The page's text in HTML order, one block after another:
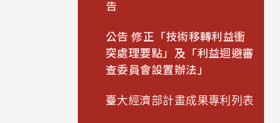
告
公告 修正「技術移轉利益衝
突處理要點」及「利益迴避審
查委員會設置辦法」
臺大經濟部計畫成果專利列表